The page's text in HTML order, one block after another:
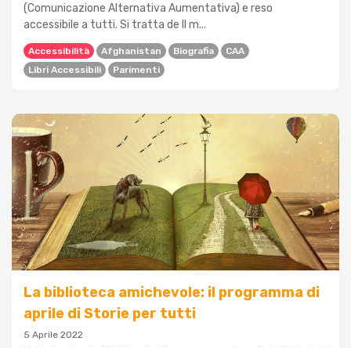
(Comunicazione Alternativa Aumentativa) e reso
accessibile a tutti. Si tratta de Il m...
Accessibilità Afghanistan Biografia
CAA
Libri Accessibili
Parimenti
La biblioteca amichevole: il programma di
aprile di Storie per tutti
5 Aprile 2022